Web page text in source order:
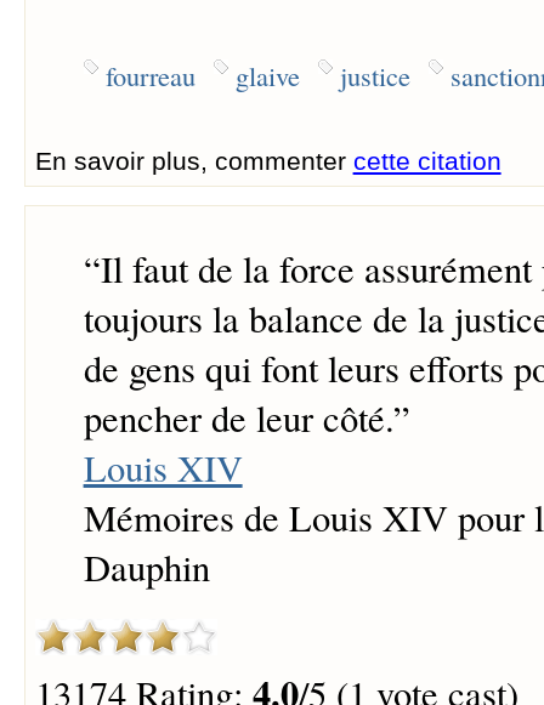
fourreau glaive justice
En savoir plus, commenter cette citation
“Il faut de la force
toujours la balance de la
de gens qui font leurs efforts
pencher de leur côté.”
Louis XIV
Mémoires de Louis XIV pour
Dauphin
13174 Rating: 4.0/5 (1 vote cast)